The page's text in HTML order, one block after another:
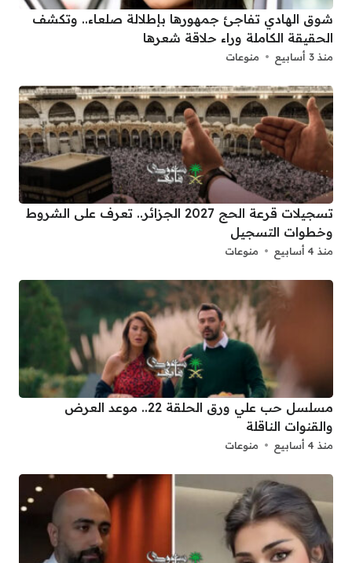
شوق الهادي تفاجئ جمهورها بإطلالة صلعاء.. وتكشف
الحقيقة الكاملة وراء حلاقة شعرها
منذ 3 أسابيع منوعات
تسجيلات قرعة الحج 2027 الجزائر.. تعرف على الشروط
وخطوات التسجيل
منذ 4 أسابيع منوعات
مسلسل حب علي ورق الحلقة 22.. موعد العرض
والقنوات الناقلة
منذ 4 أسابيع منوعات